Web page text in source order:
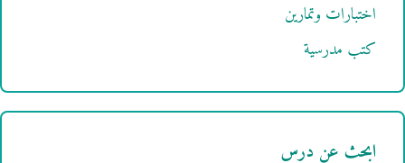
اختبارات وتمارين
كتب مدرسية
ابحث عن درس